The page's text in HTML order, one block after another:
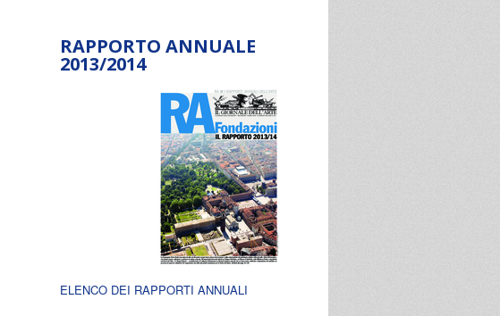
RAPPORTO ANNUALE
2013/2014
ELENCO DEI RAPPORTI ANNUALI